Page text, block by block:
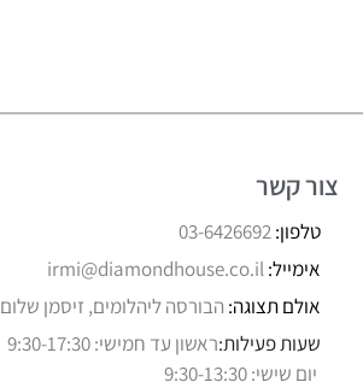
צור קשר
טלפון:03-6426692
אימייל:irmi@diamondhouse.co.il
אולם תצוגה: הבורסה ליהלומים, זיסמן שלום 1, רמת גן
שעות פעילות:ראשון עד חמישי: 9:30-17:30
יום שישי: 9:30-13:30